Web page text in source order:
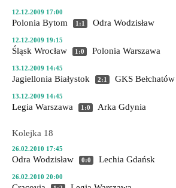
12.12.2009 17:00
Polonia Bytom 1:1 Odra Wodzisław
12.12.2009 19:15
Śląsk Wrocław 1:0 Polonia Warszawa
13.12.2009 14:45
Jagiellonia Białystok 2:1 GKS Bełchatów
13.12.2009 14:45
Legia Warszawa 1:0 Arka Gdynia
Kolejka 18
26.02.2010 17:45
Odra Wodzisław 0:0 Lechia Gdańsk
26.02.2010 20:00